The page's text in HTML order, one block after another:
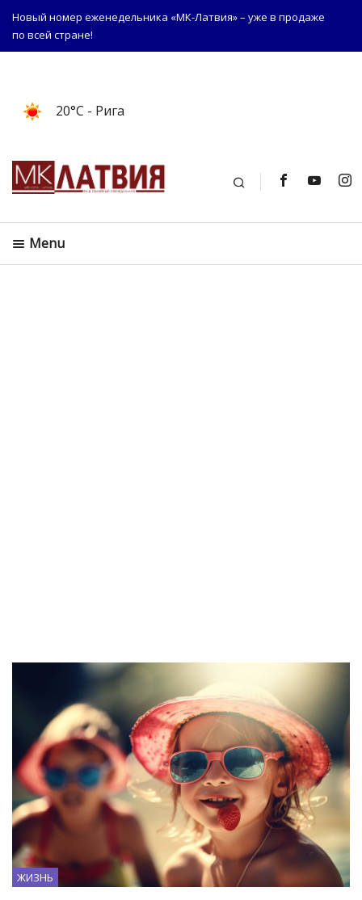
Новый номер еженедельника «МК-Латвия» – уже в продаже
по всей стране!
20°C - Рига
Поиск
Menu
ЖИЗНЬ